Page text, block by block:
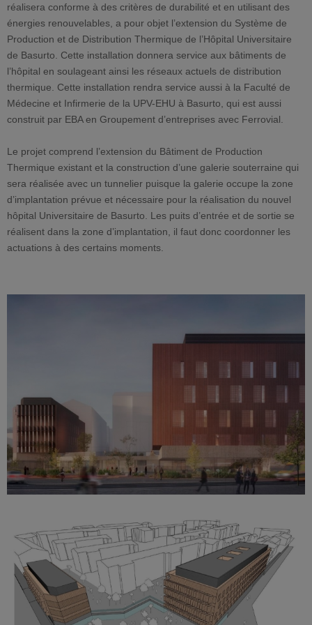
réalisera conforme à des critères de durabilité et en utilisant des
énergies renouvelables, a pour objet l’extension du Système de
Production et de Distribution Thermique de l’Hôpital Universitaire
de Basurto. Cette installation donnera service aux bâtiments de
l’hôpital en soulageant ainsi les réseaux actuels de distribution
thermique. Cette installation rendra service aussi à la Faculté de
Médecine et Infirmerie de la UPV-EHU à Basurto, qui est aussi
construit par EBA en Groupement d’entreprises avec Ferrovial.
Le projet comprend l’extension du Bâtiment de Production
Thermique existant et la construction d’une galerie souterraine qui
sera réalisée avec un tunnelier puisque la galerie occupe la zone
d’implantation prévue et nécessaire pour la réalisation du nouvel
hôpital Universitaire de Basurto. Les puits d’entrée et de sortie se
réalisent dans la zone d’implantation, il faut donc coordonner les
actuations à des certains moments.